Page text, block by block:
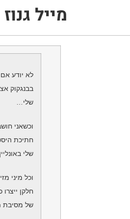
מייל גנוז
לא יודע
בבנגקוק
שלי…
וכשאני
חתיכת
שלי באונליין,
וכל מיני
חלקן
של מסיבת